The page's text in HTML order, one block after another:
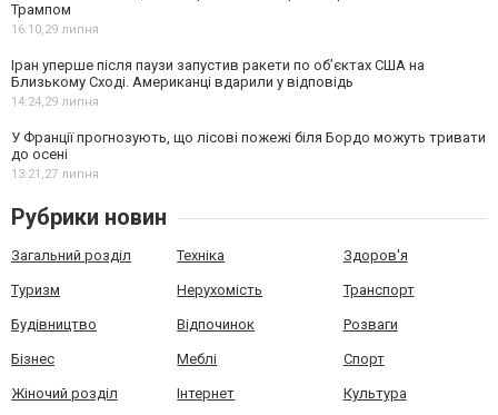
Трампом
16:10,29 липня
Іран уперше після паузи запустив ракети по обʼєктах США на
Близькому Сході. Американці вдарили у відповідь
14:24,29 липня
У Франції прогнозують, що лісові пожежі біля Бордо можуть тривати
до осені
13:21,27 липня
Рубрики новин
Загальний розділ Техніка Здоров'я
Туризм Нерухомість Транспорт
Будівництво Відпочинок Розваги
Бізнес Меблі Спорт
Жіночий розділ Інтернет Культура